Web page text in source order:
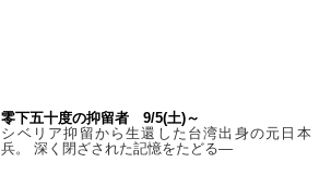
零下五十度の抑留者 9/5(土)～
シベリア抑留から生還した台湾出身の元日本
兵。 深く閉ざされた記憶をたどる—